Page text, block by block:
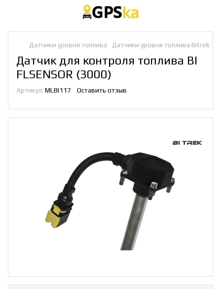
Датчики уровня топлива Датчики уровня топлива Bitrek
Датчик для контроля топлива BI
FLSENSOR (3000)
Артикул: MLBI117 Оставить отзыв